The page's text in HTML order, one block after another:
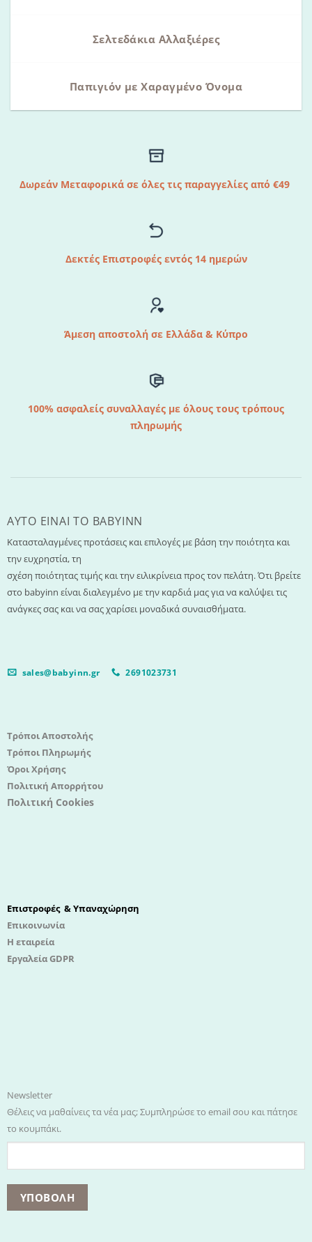
Σελτεδάκια Αλλαξιέρες
Παπιγιόν με Χαραγμένο Όνομα
Δωρεάν Μεταφορικά σε όλες τις παραγγελίες από €49
Δεκτές Επιστροφές εντός 14 ημερών
Άμεση αποστολή σε Ελλάδα & Κύπρο
100% ασφαλείς συναλλαγές με όλους τους τρόπους
πληρωμής
AYTO EINAI TO ΒΑΒΥΙΝΝ
Κατασταλαγμένες προτάσεις και επιλογές με βάση την ποιότητα και
την ευχρηστία, τη
σχέση ποιότητας τιμής και την ειλικρίνεια προς τον πελάτη. Ότι βρείτε
στο babyinn είναι διαλεγμένο με την καρδιά μας για να καλύψει τις
ανάγκες σας και να σας χαρίσει μοναδικά συναισθήματα.
sales@babyinn.gr 2691023731
Τρόποι Αποστολής
Τρόποι Πληρωμής
Όροι Χρήσης
Πολιτική Απορρήτου
Πολιτική Cookies
Επιστροφές & Υπαναχώρηση
Επικοινωνία
Η εταιρεία
Εργαλεία GDPR
Newsletter
Θέλεις να μαθαίνεις τα νέα μας; Συμπληρώσε το email σου και πάτησε
το κουμπάκι.